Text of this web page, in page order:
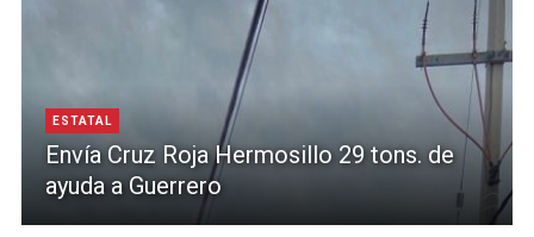
ESTATAL
Envía Cruz Roja Hermosillo 29 tons. de
ayuda a Guerrero